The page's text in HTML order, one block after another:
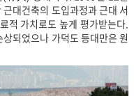
대건축의 도입과정과 근대 서
적 가치로도 높게 평가받는다.
되었으나 가덕도 등대만은 원